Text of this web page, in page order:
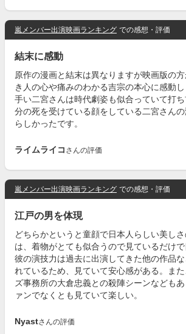
嵐メンバー出演映画ランキング での感想・評価
結末に感動
原作の漫画と結末は異なりますが映画版の
き人の心や痛みのわかる吉宗の本心に感動
手い二宮さんは時代劇姿も似合っていて打
分の死を受けている顔をしている二宮さん
らしかったです。
ライムライコ さんの評価
嵐メンバー出演映画ランキング での感想・評価
江戸の男を体現
どちらかというと童顔で日本人らしい美し
は、着物がとても似合うので見ているだけで
彼の演技力は過去に出演してきた他の作品
れているため、見ていて安心感がある。ま
ズ事務所の大倉忠義との殺陣シーンなども
ァンでなくとも見ていて楽しい。
Nyastさんの評価